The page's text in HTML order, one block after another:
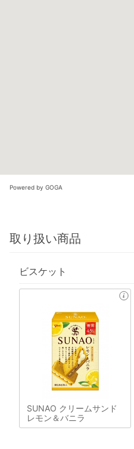
Powered by GOGA
取り扱い商品
ビスケット
SUNAO クリームサンド
レモン＆バニラ